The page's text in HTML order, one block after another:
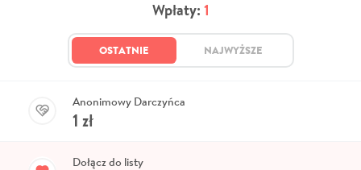
Wpłaty: 1
OSTATNIE NAJWYŻSZE
Anonimowy Darczyńca
1 zł
Dołącz do listy